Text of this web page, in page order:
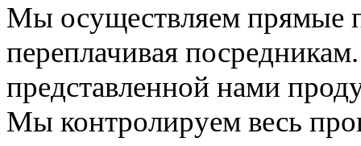
Мы осуществляем прямые
переплачивая
представленной нами
Мы контролируем весь